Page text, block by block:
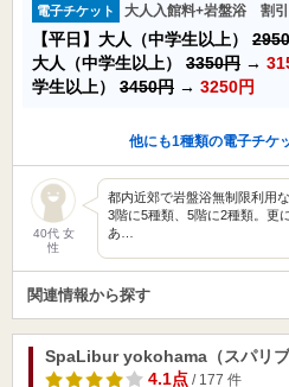
電子チケット 大人入館料+岩盤浴 割引
【平日】大人（中学生以上）
大人（中学生以上） 3350円 →
学生以上） 3450円 → 3250円
他にも1種類の電子チケ
40代 女
性
都内近郊で岩盤浴無制限利用
3階に5種類、5階に2種類。更
あ…
関連情報から探す
SpaLibur yokohama（スパリブ
4.1点/ 177 件